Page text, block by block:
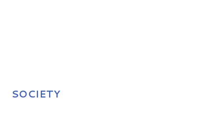
SOCIETY